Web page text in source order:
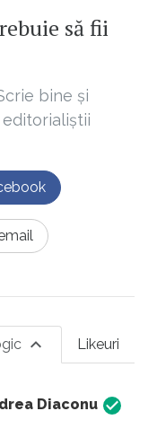
să fii
bine și
Likeuri
Diaconu